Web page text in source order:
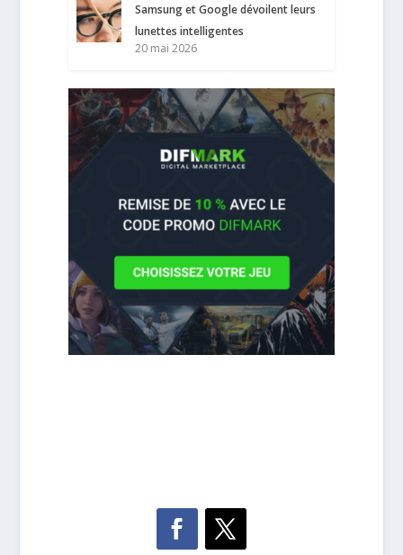
Samsung et Google dévoilent leurs
lunettes intelligentes
20 mai 2026